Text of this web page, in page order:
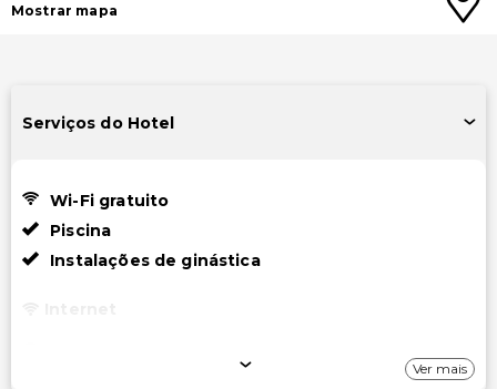
Mostrar mapa
Serviços do Hotel
Wi-Fi gratuito
Piscina
Instalações de ginástica
Ver mais